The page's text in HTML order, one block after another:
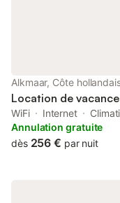
Alkmaar, Côte
Location de
WiFi Internet
Annulation gratuite
dès 256 € par nuit